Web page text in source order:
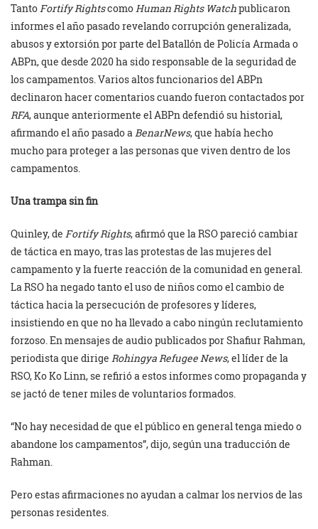
Tanto Fortify Rightscomo Human Rights Watchpublicaron
informes el año pasado revelando corrupción generalizada,
abusos y extorsión por parte del Batallón de Policía Armada o
ABPn, que desde 2020 ha sido responsable de la seguridad de
los campamentos. Varios altos funcionarios del ABPn
declinaron hacer comentarios cuando fueron contactados por
RFA, aunque anteriormente el ABPn defendió su historial,
afirmando el año pasado a BenarNews, que había hecho
mucho para proteger a las personas que viven dentro de los
campamentos.
Una trampa sin fin
Quinley, de Fortify Rights, afirmó que la RSO pareció cambiar
de táctica en mayo, tras las protestas de las mujeres del
campamento y la fuerte reacción de la comunidad en general.
La RSO ha negado tanto el uso de niños como el cambio de
táctica hacia la persecución de profesores y líderes,
insistiendo en que no ha llevado a cabo ningún reclutamiento
forzoso. En mensajes de audio publicados por Shafiur Rahman,
periodista que dirige Rohingya Refugee News, el líder de la
RSO, Ko Ko Linn, se refirió a estos informes como propaganda y
se jactó de tener miles de voluntarios formados.
“No hay necesidad de que el público en general tenga miedo o
abandone los campamentos”, dijo, según una traducción de
Rahman.
Pero estas afirmaciones no ayudan a calmar los nervios de las
personas residentes.